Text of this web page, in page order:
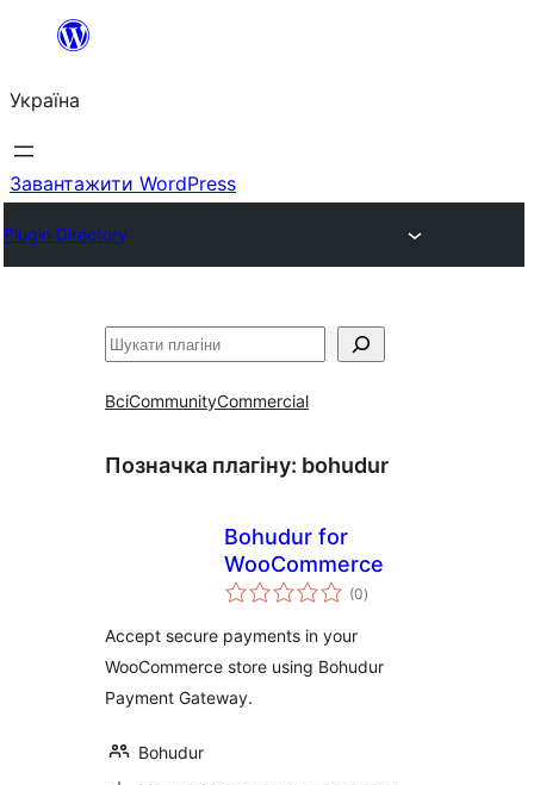
Перейти
вмісту
Україна
Завантажити WordPress
Plugin Directory
Пошук
ВсіCommunityCommercial
Позначка плагіну: bohudur
Bohudur for
WooCommerce
(0загальний
рейтинг
)
Accept secure payments in your
WooCommerce store using Bohudur
Payment Gateway.
Bohudur